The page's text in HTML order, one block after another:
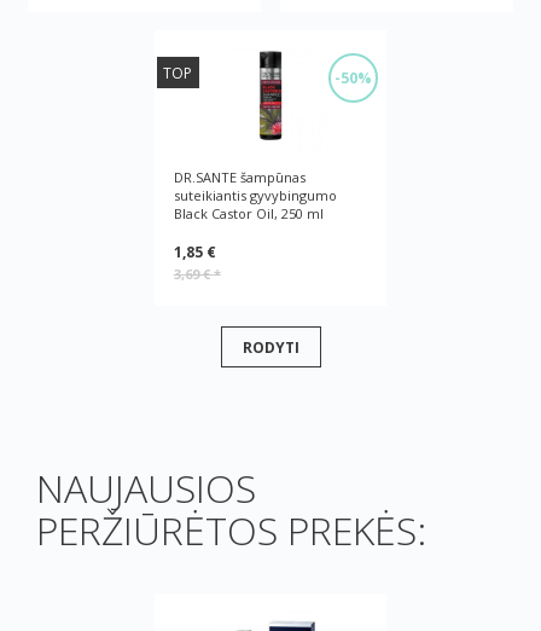
-50%
TOP
DR.SANTE šampūnas
suteikiantis gyvybingumo
Black Castor Oil, 250 ml
1,85 €
3,69 €*
RODYTI
NAUJAUSIOS
PERŽIŪRĖTOS PREKĖS: